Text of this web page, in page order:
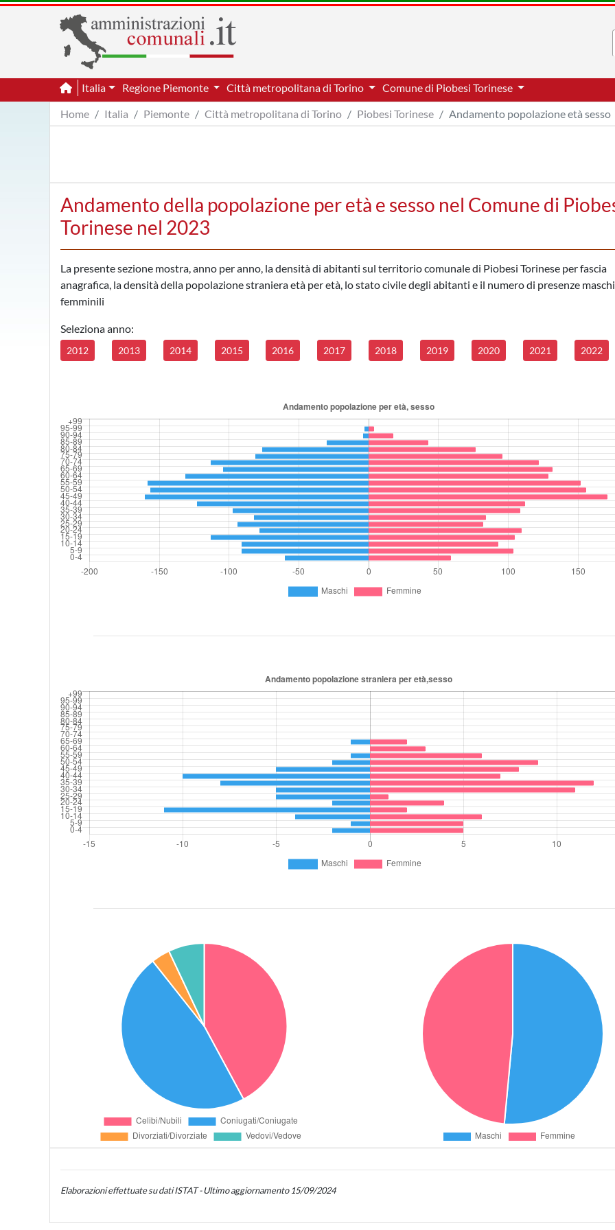
Italia Regione Piemonte Città metropolitana di Torino
Comune di Piobesi Torinese
Home
Italia Piemonte Città metropolitana di Torino Piobesi Torinese Andamento popolazione età sesso
Andamento della popolazione per età e sesso nel Comune di
Torinese nel 2023
La presente sezione mostra, anno per anno, la densità di abitanti sul territorio comunale di Piobesi Torinese per fascia
anagrafica, la densità della popolazione straniera età per età, lo stato civile degli abitanti e il numero di presenze
femminili
Seleziona anno:
2012 2013 2014 2015 2016 2017 2018 2019 2020 2021 2022
Elaborazioni effettuate su dati ISTAT - Ultimo aggiornamento 15/09/2024